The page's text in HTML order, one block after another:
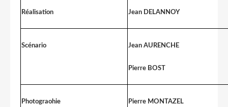
Réalisation Jean DELANNOY
Scénario Jean AURENCHE
Pierre BOST
Photograohie Pierre MONTAZEL